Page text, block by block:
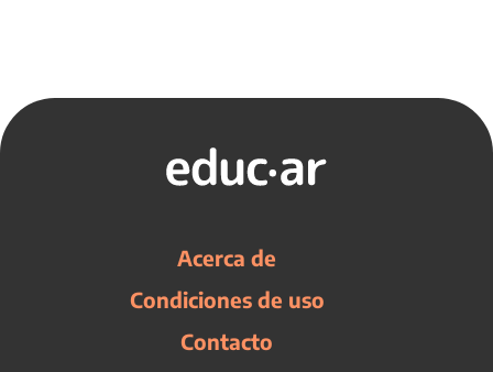
Acerca de
Condiciones de uso
Contacto